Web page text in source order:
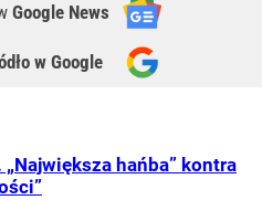
Google News
w Google
hańba” kontra